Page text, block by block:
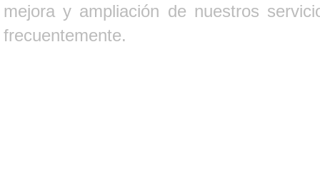
mejora y ampliación de nuestros
frecuentemente.